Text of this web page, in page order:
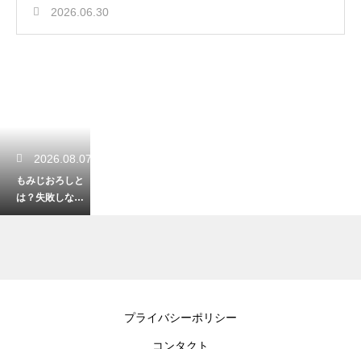
2026.06.30
2026.08.07
もみじおろしと
は？失敗しない
作り方と抜群に
プライバシーポリシー
コンタクト